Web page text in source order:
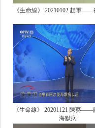
《生命線》 20210102 趙軍——
《生命線》 20201121 陳葵——
海默病